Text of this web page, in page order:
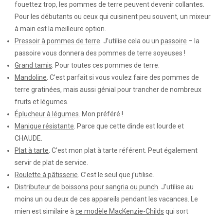
fouettez trop, les pommes de terre peuvent devenir collantes.
Pour les débutants ou ceux qui cuisinent peu souvent, un mixeur
à main est la meilleure option.
Pressoir à pommes de terre. J’utilise cela ou un passoire – la
passoire vous donnera des pommes de terre soyeuses !
Grand tamis. Pour toutes ces pommes de terre.
Mandoline. C’est parfait si vous voulez faire des pommes de
terre gratinées, mais aussi génial pour trancher de nombreux
fruits et légumes.
Éplucheur à légumes. Mon préféré !
Manique résistante. Parce que cette dinde est lourde et
CHAUDE.
Plat à tarte. C’est mon plat à tarte référent. Peut également
servir de plat de service.
Roulette à pâtisserie. C’est le seul que j’utilise.
Distributeur de boissons pour sangria ou punch. J’utilise au
moins un ou deux de ces appareils pendant les vacances. Le
mien est similaire àce modèle MacKenzie-Childs qui sort